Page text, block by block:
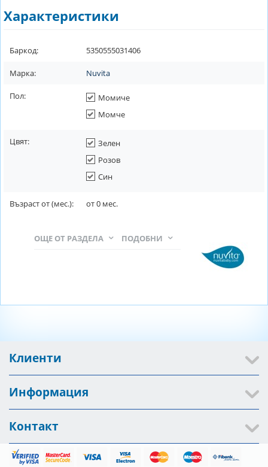
Характеристики
Баркод: 5350555031406
Марка: Nuvita
Пол:
Момиче
Момче
Цвят:
Зелен
Розов
Син
Възраст от (мес.): от0 мес.
ПОДОБНИ
ОЩЕ ОТ РАЗДЕЛА
Клиенти
Информация
Контакт